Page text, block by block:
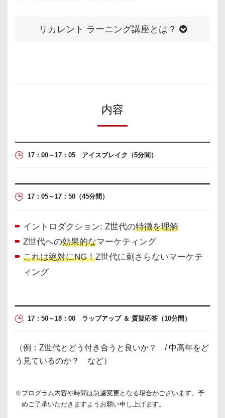
リカレント ラーニング講座とは？
自身の思考の軸をつくり、広げるための多彩なプログラムを提
供。
内容
17：00～17：05 アイスブレイク （5分間）
17：05～17：50 （45分間）
イントロダクション: Z世代の特徴を理解
Z世代への効果的なマーケティング
これは絶対にNG！Z世代に刺さらないマーケテ
ィング
17：50～18：00 ラップアップ ＆ 質疑応答 （10分間）
（例：Z世代とどう付き合うと良いか？ / 中高年をど
う見ているのか？ など）
※プログラム内容や時間は急遽変更となる場合がございます。予
めご了承いただきますようお願い申し上げます。